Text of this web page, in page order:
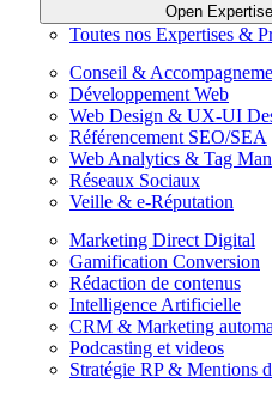
Open
Toutes nos Expertises &
Conseil &
Développement Web
Web Design & UX-UI
Référencement SEO/SEA
Web Analytics & Tag
Réseaux Sociaux
Veille & e-Réputation
Marketing Direct Digital
Gamification Conversion
Rédaction de contenus
Intelligence Artificielle
CRM & Marketing
Podcasting et videos
Stratégie RP & Mentions